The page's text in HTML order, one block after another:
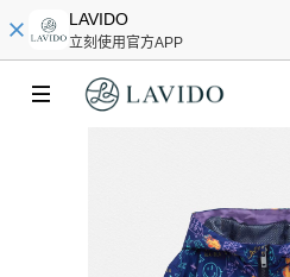
LAVIDO
立刻使用官方APP